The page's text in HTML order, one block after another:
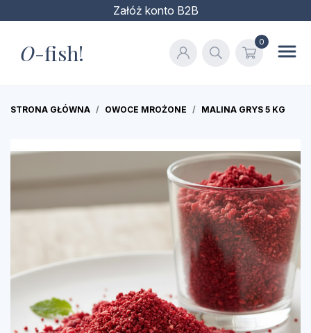
Załóż konto B2B
O-fish! 0
STRONA GŁÓWNA OWOCE MROŻONE MALINA GRYS 5 KG